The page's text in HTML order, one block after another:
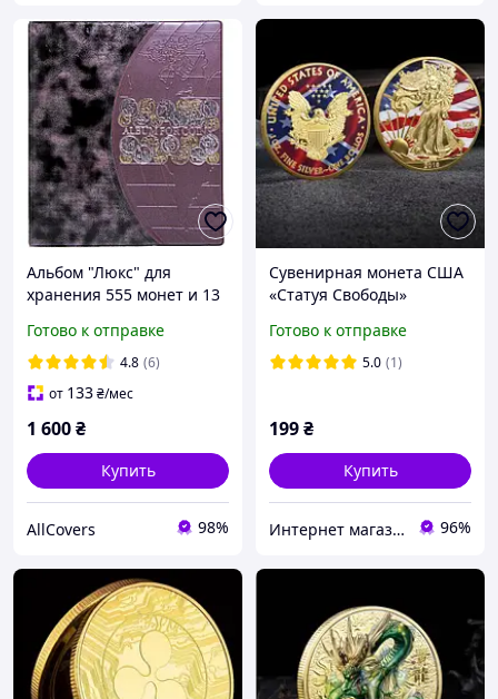
Альбом "Люкс" для
хранения 555 монет и 13
Альбом для нумизматики
Бордо
Готово к отправке
4.8 (6)
от 133₴/мес
1 600₴
Купить
AllCovers 98%
Сувенирная монета США
«Статуя Свободы»
Готово к отправке
5.0 (1)
199₴
Купить
Интернет магазин GSM-V 96%